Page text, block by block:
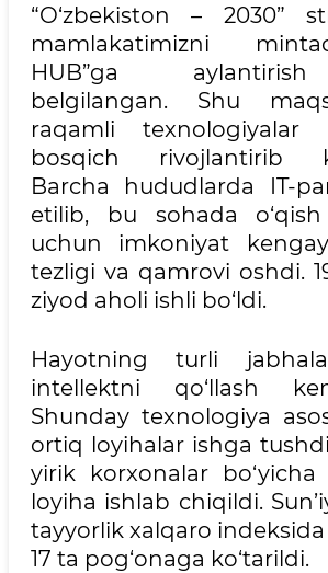
“O‘zbekiston – 2030”
mamlakatimizni
HUB”ga
belgilangan. Shu
raqamli texnologiyalar
bosqich rivojlantirib
Barcha hududlarda IT-
etilib, bu sohada
uchun imkoniyat
tezligi va qamrovi oshdi.
ziyod aholi ishli bo‘ldi.
Hayotning turli
intellektni qo‘llash
Shunday texnologiya
ortiq loyihalar ishga
yirik korxonalar
loyiha ishlab chiqildi.
tayyorlik xalqaro indeksida
17 ta pog‘onaga ko‘tarildi.